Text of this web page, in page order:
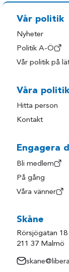
Vår politik
Nyheter
Politik A-Ö
Vår politik på
Våra
Hitta person
Kontakt
Engagera
Bli medlem
På gång
Våra vänner
Skåne
Rörsjögatan 18
211 37 Malmö